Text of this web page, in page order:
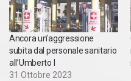
Ancora un’aggressione
subita dal personale sanitario
all’Umberto I
31 Ottobre 2023